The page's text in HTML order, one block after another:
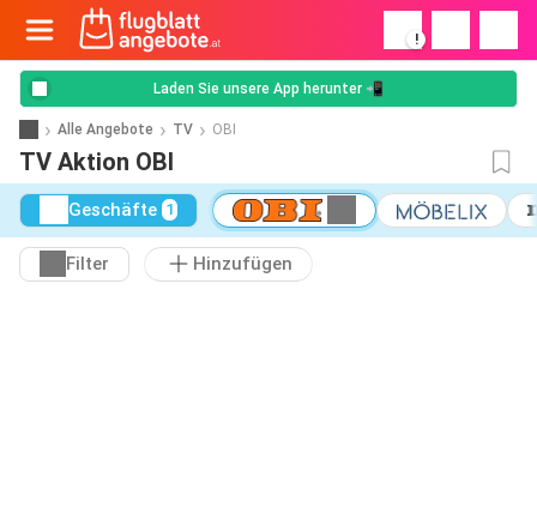
!
Laden Sie unsere App herunter 📲
Alle Angebote TV OBI
TV Aktion OBI
Geschäfte 1
Filter Hinzufügen